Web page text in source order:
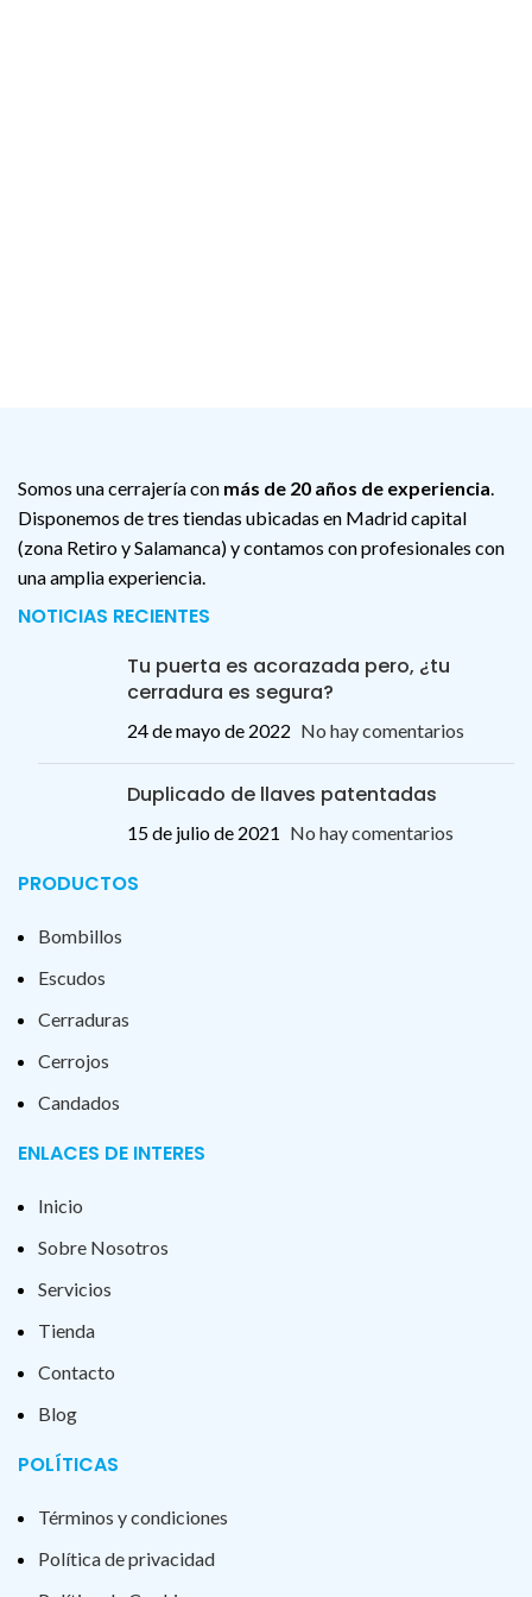
Somos una cerrajería con más de 20 años de experiencia.
Disponemos de tres tiendas ubicadas en Madrid capital
(zona Retiro y Salamanca) y contamos con profesionales con
una amplia experiencia.
NOTICIAS RECIENTES
Tu puerta es acorazada pero, ¿tu
cerradura es segura?
24 de mayo de 2022 No hay comentarios
Duplicado de llaves patentadas
15 de julio de 2021 No hay comentarios
PRODUCTOS
Bombillos
Escudos
Cerraduras
Cerrojos
Candados
ENLACES DE INTERES
Inicio
Sobre Nosotros
Servicios
Tienda
Contacto
Blog
POLÍTICAS
Términos y condiciones
Política de privacidad